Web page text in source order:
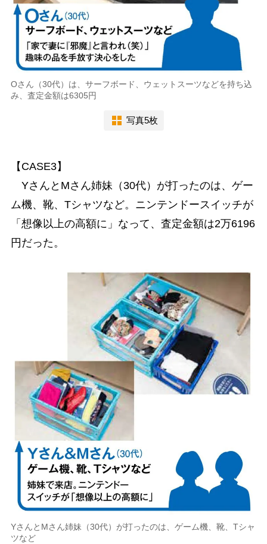
Oさん（30代）は、サーフボード、ウェットスーツなどを持ち込
み、査定金額は6305円
写真5枚
【CASE3】
YさんとMさん姉妹（30代）が打ったのは、ゲー
ム機、靴、Tシャツなど。ニンテンドースイッチが
「想像以上の高額に」なって、査定金額は2万6196
円だった。
YさんとMさん姉妹（30代）が打ったのは、ゲーム機、靴、Tシャ
ツなど